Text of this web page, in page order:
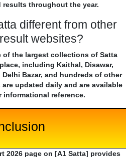
results throughout the year.
different from other
websites?
of the largest collections of Satta
including Kaithal, Disawar,
Delhi Bazar, and hundreds of other
updated daily and are available
informational reference.
2026 page on [A1 Satta] provides